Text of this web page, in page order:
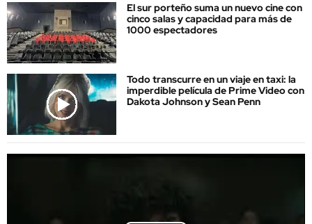
El sur porteño suma un nuevo cine con
cinco salas y capacidad para más de
1000 espectadores
Todo transcurre en un viaje en taxi: la
imperdible película de Prime Video con
Dakota Johnson y Sean Penn